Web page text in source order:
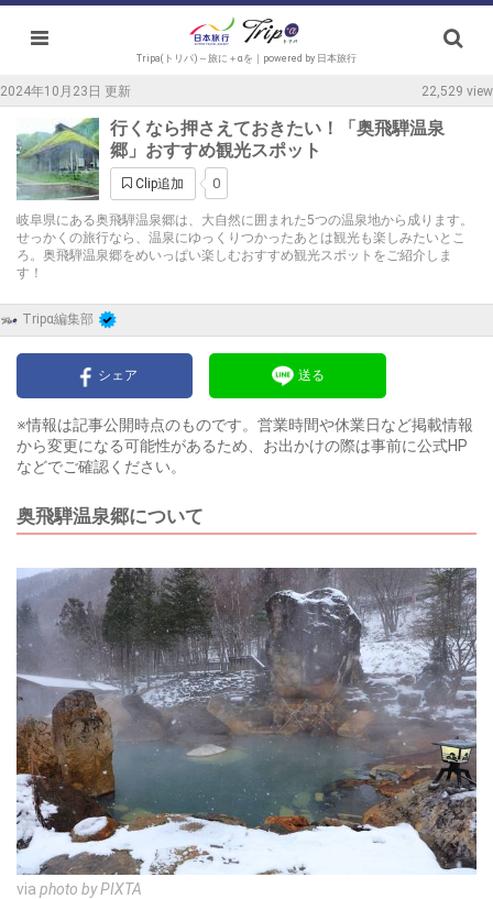
Tripa(トリパ)～旅に＋αを｜powered by 日本旅行
2024年10月23日 更新 22,529 view
行くなら押さえておきたい！「奥飛騨温泉
郷」おすすめ観光スポット
Clip追加 0
岐阜県にある奥飛騨温泉郷は、大自然に囲まれた5つの温泉地から成ります。
せっかくの旅行なら、温泉にゆっくりつかったあとは観光も楽しみたいとこ
ろ。奥飛騨温泉郷をめいっぱい楽しむおすすめ観光スポットをご紹介しま
す！
Tripα編集部
シェア 送る
※情報は記事公開時点のものです。営業時間や休業日など掲載情報
から変更になる可能性があるため、お出かけの際は事前に公式HP
などでご確認ください。
奥飛騨温泉郷について
via photo by PIXTA